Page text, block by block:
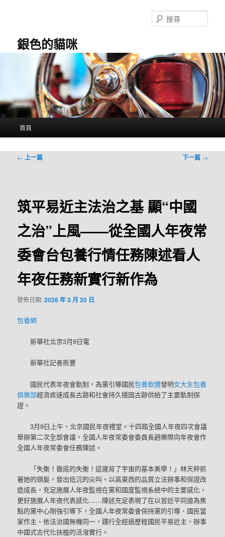
銀色的貓咪
尋
首頁
文
← 上一篇 下一篇 →
筑平易近主法治之基 顯“中國
之治”上風——從全國人年夜常
委會台包養行情任務陳述看人
年夜任務新實行新作為
發佈日期:2026 年 3 月 20 日
包養網
新華社北京3月9日電
新華社記者熊豐
國民代表年夜會軌制，為黨引導國民包養軟體發明女大生包養
俱樂部經濟疾速成長古跡和社會持久穩固古跡供給了主要軌制保
證。
3月9日上午，北京國民年夜禮堂。十四屆全國人年夜四次會議
舉辦第二次全部會議，全國人年夜常委會委員長趙樂際向年夜會作
全國人年夜常委會任務陳述。
「失衡！徹底的失衡！這違背了宇宙的基本美學！」林天秤抓
著她的頭髮，發出低沉的尖叫。以高東西的品質立法辦事和保證改
造成長，充足施展人年夜監視在黨和國度監視系統中的主要感化，
更好施展人年夜代表感化……陳述充足表現了在以習近平同道為焦
點的黨中心剛強引導下，全國人年夜常委會保持黨的引導、國民當
家作主、依法治國無機同一，踐行全經過歷程國民平易近主，辦事
中國式古代化扶植的活潑實行。